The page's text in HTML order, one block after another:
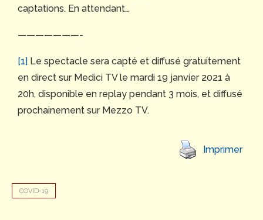
captations. En attendant…
———————-
[1] Le spectacle sera capté et diffusé gratuitement
en direct sur Medici TV le mardi 19 janvier 2021 à
20h, disponible en replay pendant 3 mois, et diffusé
prochainement sur Mezzo TV.
Imprimer
COVID-19